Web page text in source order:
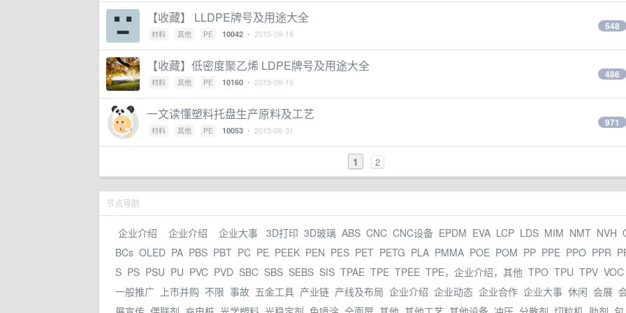
【收藏】 LLDPE牌号及用途大全
材料 其他 PE 10042 • 2015-09-18
548
【收藏】低密度聚乙烯 LDPE牌号及用途大全
材料 其他 PE 10160 • 2015-09-16
486
一文读懂塑料托盘生产原料及工艺
材料 其他 PE 10053 • 2015-08-31
971
1 2
节点导航
企业介绍 企业介绍 企业大事 3D打印 3D玻璃 ABS CNC CNC设备 EPDM EVA LCP LDS MIM NMT NVH
BCs OLED PA PBS PBT PC PE PEEK PEN PES PET PETG PLA PMMA POE POM PP PPE PPO PPR
S PS PSU PU PVC PVD SBC SBS SEBS SIS TPAE TPE TPEE TPE，企业介绍，其他 TPO TPU TPV VOC
一般推广
上市并购 不限 事故 五金工具 产业链 产线及布局 企业介绍 企业动态 企业合作 企业大事 休闲 会展